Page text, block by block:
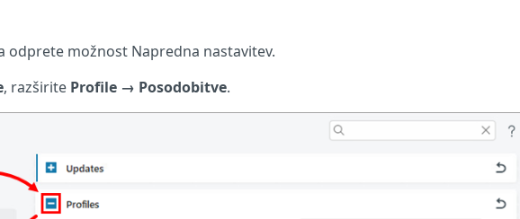
odprete možnost Napredna nastavitev.
, razširite Profile → Posodobitve.